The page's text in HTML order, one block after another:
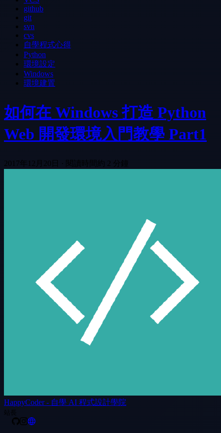
github
git
svn
cvs
自學程式心得
Python
環境設定
Windows
環境建置
如何在 Windows 打造 Python
Web 開發環境入門教學 Part1
2017年12月20日 · 閱讀時間約 2 分鐘
HappyCoder - 自學 AI 程式設計學院
站長